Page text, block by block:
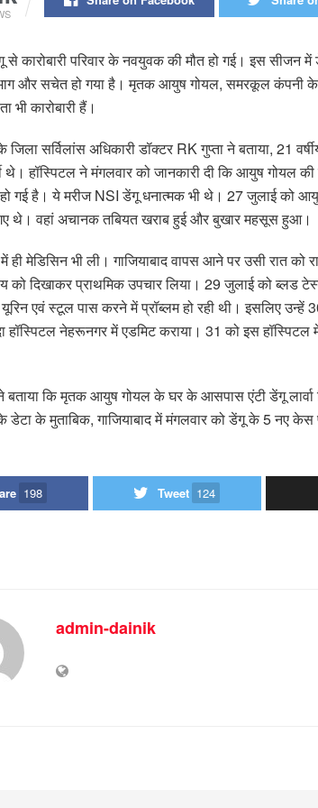
से कारोबारी परिवार के नवयुवक की मौत हो गई। इस
और सचेत हो गया है। मृतक आयुष गोयल, समरकूल कंपनी
कारोबारी हैं।
जिला सर्विलांस अधिकारी डॉक्टर RK गुप्ता ने बताया, 21
थे। हॉस्पिटल ने मंगलवार को जानकारी दी कि आयुष गोयल
गई है। ये मरीज NSI डेंगू धनात्मक भी थे। 27 जुलाई को
गए थे। वहां अचानक तबियत खराब हुई और बुखार महसूस हुआ।
ही मेडिसिन भी ली। गाजियाबाद वापस आने पर उसी रात को
को दिखाकर प्राथमिक उपचार लिया। 29 जुलाई को ब्लड
एवं स्टूल पास करने में प्रॉब्लम हो रही थी। इसलिए उन्हें
हॉस्पिटल नेहरूनगर में एडमिट कराया। 31 को इस हॉस्पिटल
बताया कि मृतक आयुष गोयल के घर के आसपास एंटी डेंगू लार्वा
डेटा के मुताबिक, गाजियाबाद में मंगलवार को डेंगू के 5 नए केस
198 Tweet 124
admin-dainik